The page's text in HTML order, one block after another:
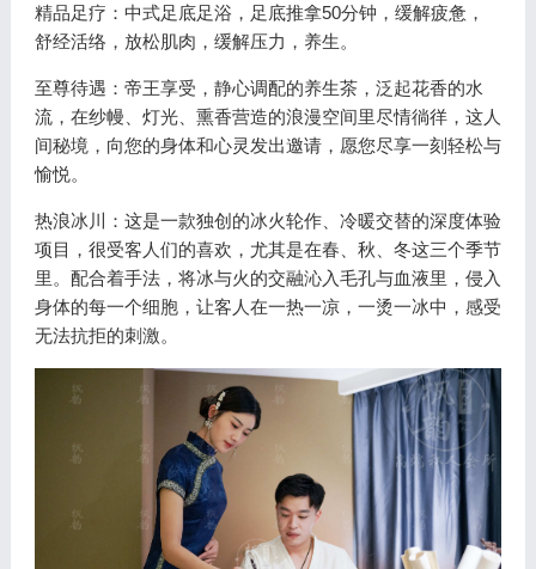
精品足疗：中式足底足浴，足底推拿50分钟，缓解疲惫，
舒经活络，放松肌肉，缓解压力，养生。
至尊待遇：帝王享受，静心调配的养生茶，泛起花香的水
流，在纱幔、灯光、熏香营造的浪漫空间里尽情徜徉，这人
间秘境，向您的身体和心灵发出邀请，愿您尽享一刻轻松与
愉悦。
热浪冰川：这是一款独创的冰火轮作、冷暖交替的深度体验
项目，很受客人们的喜欢，尤其是在春、秋、冬这三个季节
里。配合着手法，将冰与火的交融沁入毛孔与血液里，侵入
身体的每一个细胞，让客人在一热一凉，一烫一冰中，感受
无法抗拒的刺激。